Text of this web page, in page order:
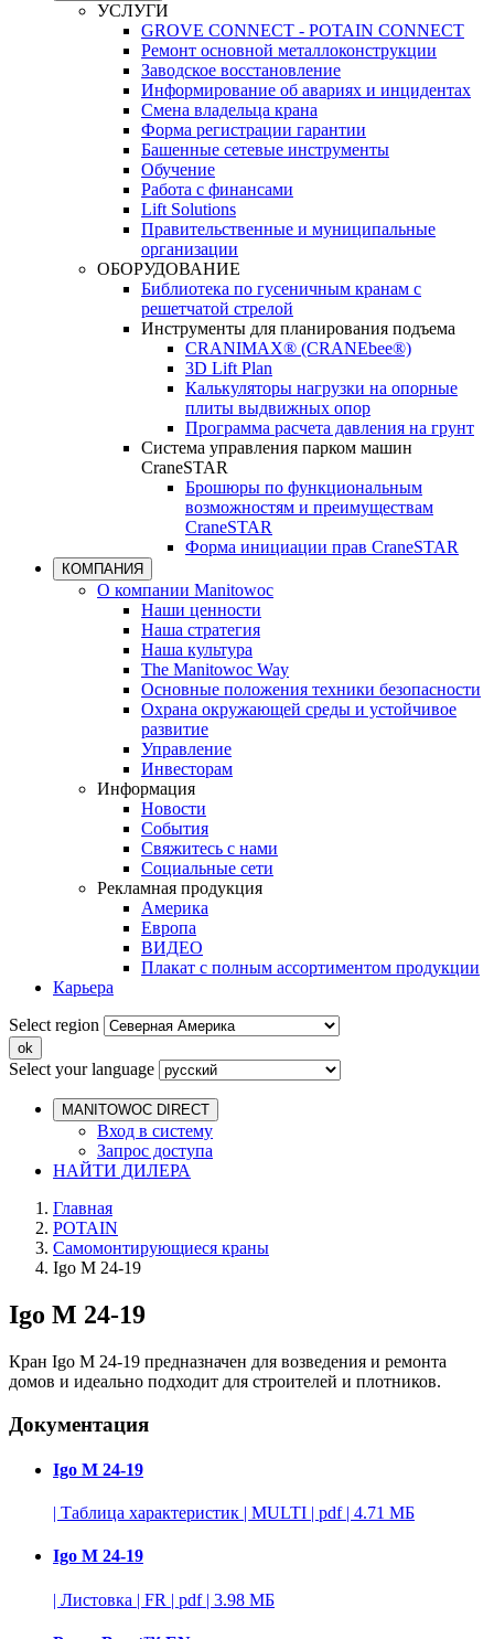
УСЛУГИ
GROVE CONNECT - POTAIN CONNECT
Ремонт основной металлоконструкции
Заводское восстановление
Информирование об авариях и инцидентах
Смена владельца крана
Форма регистрации гарантии
Башенные сетевые инструменты
Обучение
Работа с финансами
Lift Solutions
Правительственные и муниципальные
организации
ОБОРУДОВАНИЕ
Библиотека по гусеничным кранам с
решетчатой стрелой
Инструменты для планирования подъема
CRANIMAX® (CRANEbee®)
3D Lift Plan
Калькуляторы нагрузки на опорные
плиты выдвижных опор
Программа расчета давления на грунт
Система управления парком машин
CraneSTAR
Брошюры по функциональным
возможностям и преимуществам
CraneSTAR
Форма инициации прав CraneSTAR
КОМПАНИЯ
О компании Manitowoc
Наши ценности
Наша стратегия
Наша культура
The Manitowoc Way
Основные положения техники безопасности
Охрана окружающей среды и устойчивое
развитие
Управление
Инвесторам
Информация
Новости
События
Свяжитесь с нами
Социальные сети
Рекламная продукция
Америка
Европа
ВИДЕО
Плакат с полным ассортиментом продукции
Карьера
Select region
Select your language
MANITOWOC DIRECT
Вход в систему
Запрос доступа
НАЙТИ ДИЛЕРА
Главная
POTAIN
Самомонтирующиеся краны
Igo M 24-19
Igo M 24-19
Кран Igo M 24-19 предназначен для возведения и ремонта
домов и идеально подходит для строителей и плотников.
Документация
Igo M 24-19
| Таблица характеристик | MULTI | pdf | 4.71 МБ
Igo M 24-19
| Листовка | FR | pdf | 3.98 МБ